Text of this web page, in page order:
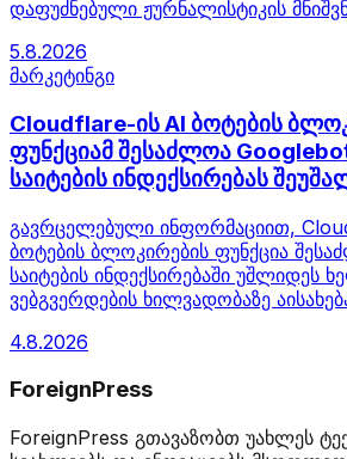
დაფუძნებული ჟურნალისტიკის
5.8.2026
მარკეტინგი
Cloudflare-ის AI ბოტების
ფუნქციამ შესაძლოა
საიტების ინდექსირებას
გავრცელებული ინფორმაციით,
ბოტების ბლოკირების ფუნქცია
საიტების ინდექსირებაში უშლიდეს
ვებგვერდების ხილვადობაზე
4.8.2026
ForeignPress
ForeignPress გთავაზობთ უახლეს